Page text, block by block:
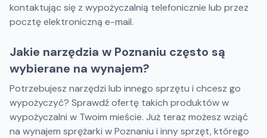
kontaktując się z wypożyczalnią telefonicznie lub przez
pocztę elektroniczną e-mail.
Jakie narzędzia w Poznaniu często są
wybierane na wynajem?
Potrzebujesz narzędzi lub innego sprzętu i chcesz go
wypożyczyć? Sprawdź ofertę takich produktów w
wypożyczalni w Twoim mieście. Już teraz możesz wziąć
na wynajem sprężarki w Poznaniu i inny sprzęt, którego